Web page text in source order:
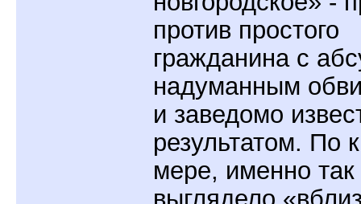
против простого
гражданина с
надуманным
и заведомо
результатом. По
мере, именно так
выглядело